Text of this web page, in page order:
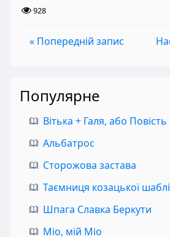
928
« Попередній запис
Популярне
Альбатрос
Сторожова застава
Таємниця козацької шаблі
Шпага Славка Беркути
Міо, мій Міо